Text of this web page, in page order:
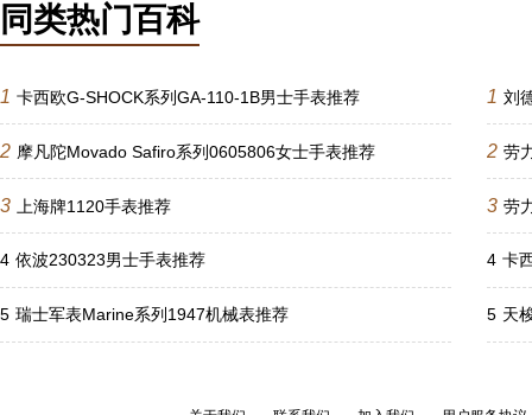
同类热门百科
1 卡西欧G-SHOCK系列GA-110-1B男士手表推荐
2 摩凡陀Movado Safiro系列0605806女士手表推荐
3 上海牌1120手表推荐
4 依波230323男士手表推荐
5 瑞士军表Marine系列1947机械表推荐
1 刘
2 劳
3 劳
4 卡
5 天